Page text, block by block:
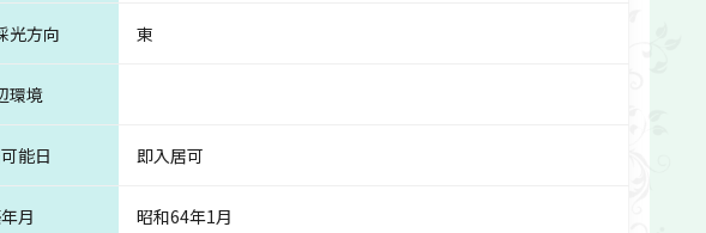
光方向 東
環境
能日 即入居可
月 昭和64年1月